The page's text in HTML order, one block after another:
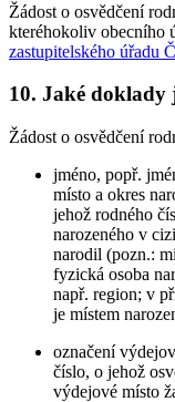
Žádost o osvědčení
kteréhokoliv obecního
zastupitelského úřadu
10. Jaké doklady
Žádost o osvědčení
jméno, popř.
místo a okres
jehož rodného
narozeného v
narodil (pozn.:
fyzická osoba
např. region; v
je místem
označení
číslo, o jehož
výdejové místo